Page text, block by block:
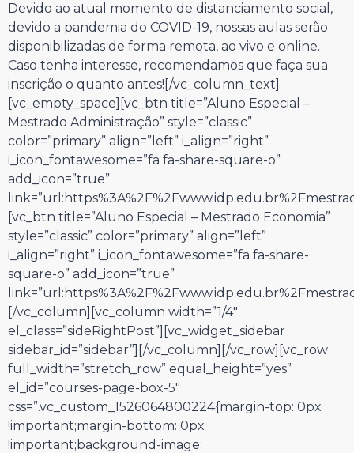
Devido ao atual momento de distanciamento social,
devido a pandemia do COVID-19, nossas aulas serão
disponibilizadas de forma remota, ao vivo e online.
Caso tenha interesse, recomendamos que faça sua
inscrição o quanto antes![/vc_column_text]
[vc_empty_space][vc_btn title=”Aluno Especial –
Mestrado Administração” style=”classic”
color=”primary” align=”left” i_align=”right”
i_icon_fontawesome=”fa fa-share-square-o”
add_icon=”true”
[vc_btn title=”Aluno Especial – Mestrado Economia”
style=”classic” color=”primary” align=”left”
i_align=”right” i_icon_fontawesome=”fa fa-share-
square-o” add_icon=”true”
[/vc_column][vc_column width=”1/4″
el_class=”sideRightPost”][vc_widget_sidebar
sidebar_id=”sidebar”][/vc_column][/vc_row][vc_row
full_width=”stretch_row” equal_height=”yes”
el_id=”courses-page-box-5″
css=”.vc_custom_1526064800224{margin-top: 0px
!important;margin-bottom: 0px
!important;background-image: